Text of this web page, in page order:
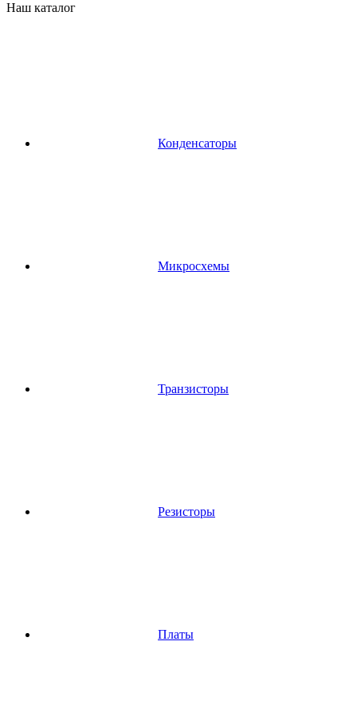
Наш каталог
Конденсаторы
Микросхемы
Транзисторы
Резисторы
Платы